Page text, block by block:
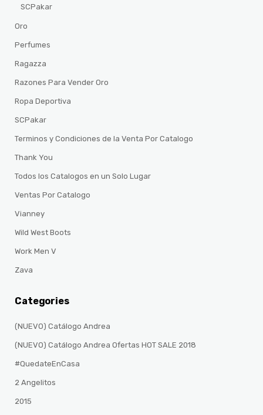
SCPakar
Oro
Perfumes
Ragazza
Razones Para Vender Oro
Ropa Deportiva
SCPakar
Terminos y Condiciones de la Venta Por Catalogo
Thank You
Todos los Catalogos en un Solo Lugar
Ventas Por Catalogo
Vianney
Wild West Boots
Work Men V
Zava
Categories
(NUEVO) Catálogo Andrea
(NUEVO) Catálogo Andrea Ofertas HOT SALE 2018
#QuedateEnCasa
2 Angelitos
2015